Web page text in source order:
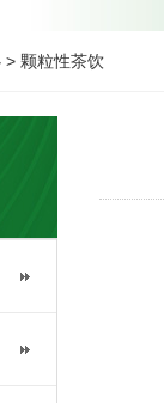
> 颗粒性茶饮